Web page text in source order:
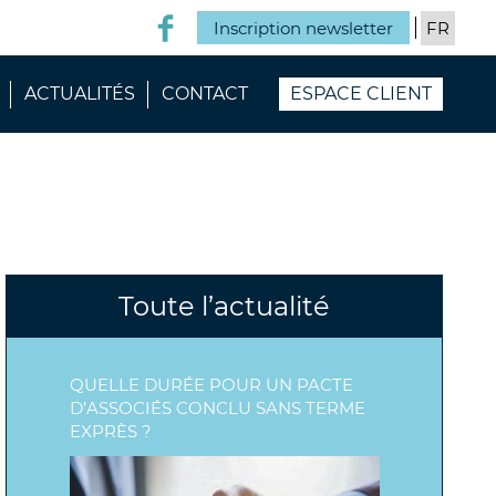
Inscription newsletter
ACTUALITÉS CONTACT ESPACE CLIENT
Toute l’actualité
QUELLE DURÉE POUR UN PACTE
D’ASSOCIÉS CONCLU SANS TERME
EXPRÈS ?